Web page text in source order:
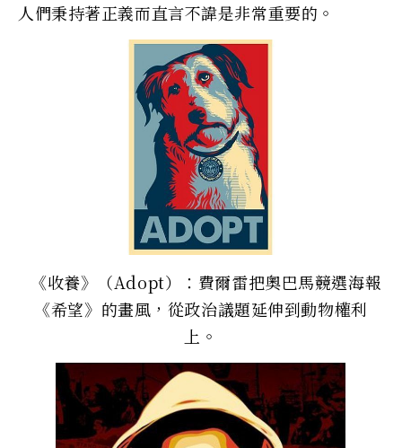
人們秉持著正義而直言不諱是非常重要的。
《收養》（Adopt）：費爾雷把奧巴馬競選海報
《希望》的畫風，從政治議題延伸到動物權利
上。